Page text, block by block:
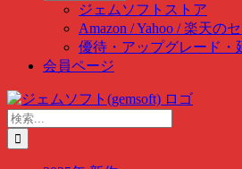
ジェムソフトストア
Amazon / Yahoo / 楽天の
優待・アップグレード・
会員ページ
Skip
to
content
検
索
…